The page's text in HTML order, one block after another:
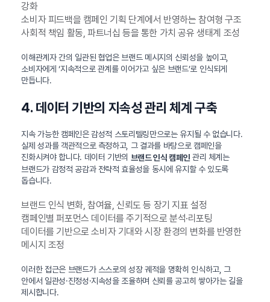
강화
소비자 피드백을 캠페인 기획 단계에서 반영하는 참여형 구조
사회적 책임 활동, 파트너십 등을 통한 가치 공유 생태계 조성
이해관계자 간의 일관된 협업은 브랜드 메시지의 신뢰성을 높이고,
소비자에게 ‘지속적으로 관계를 이어가고 싶은 브랜드’로 인식되게
만듭니다.
4. 데이터 기반의 지속성 관리 체계 구축
지속 가능한 캠페인은 감성적 스토리텔링만으로는 유지될 수 없습니다.
실제 성과를 객관적으로 측정하고, 그 결과를 바탕으로 캠페인을
진화시켜야 합니다. 데이터 기반의 브랜드 인식 캠페인 관리 체계는
브랜드가 감정적 공감과 전략적 효율성을 동시에 유지할 수 있도록
돕습니다.
브랜드 인식 변화, 참여율, 신뢰도 등 장기 지표 설정
캠페인별 퍼포먼스 데이터를 주기적으로 분석·리포팅
데이터를 기반으로 소비자 기대와 시장 환경의 변화를 반영한
메시지 조정
이러한 접근은 브랜드가 스스로의 성장 궤적을 명확히 인식하고, 그
안에서 일관성·진정성·지속성을 조율하며 신뢰를 공고히 쌓아가는 길을
제시합니다.